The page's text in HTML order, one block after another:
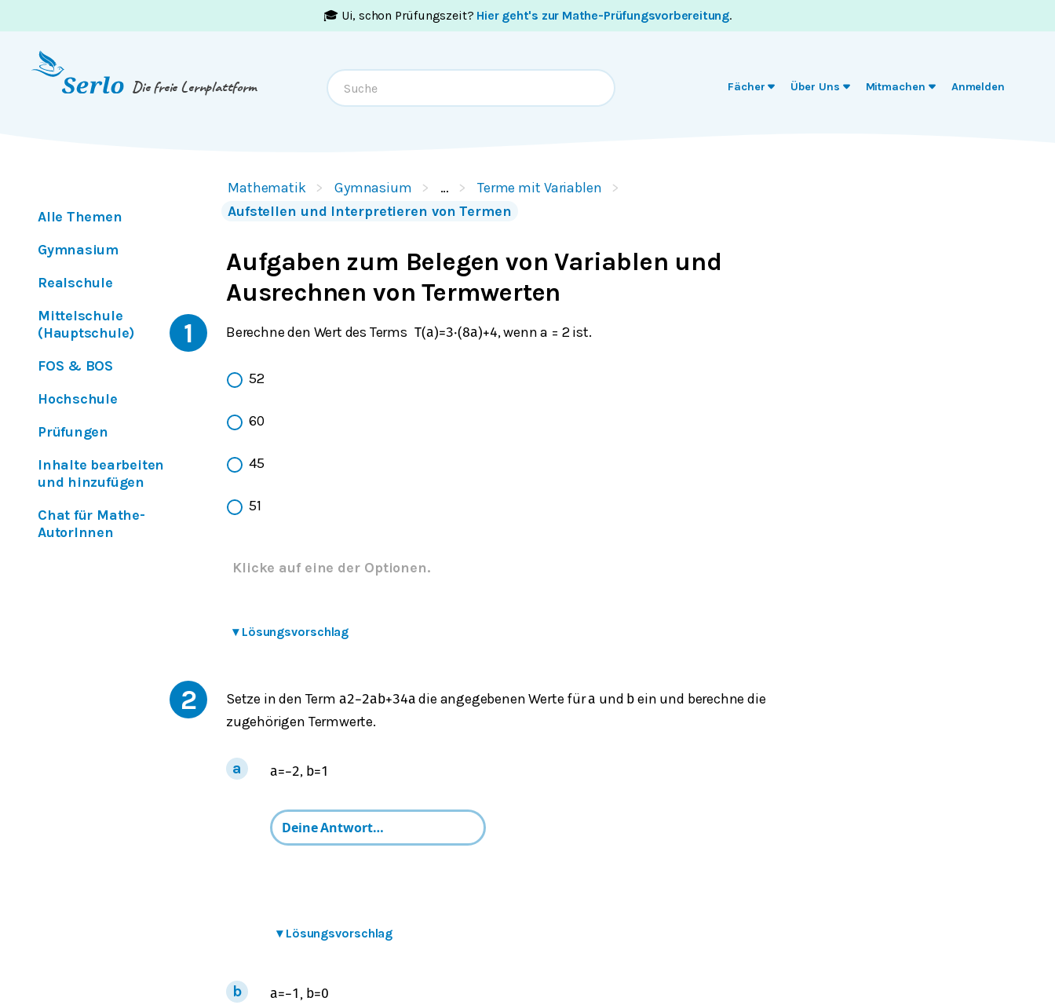
🎓 Ui, schon Prüfungszeit? Hier geht's zur Mathe-Prüfungsvorbereitung.
Die freie Lernplattform Fächer Über Uns Mitmachen Anmelden
Alle Themen
Gymnasium
Realschule
Mittelschule
(Hauptschule)
FOS & BOS
Hochschule
Prüfungen
Inhalte bearbeiten
und hinzufügen
Chat für Mathe-
AutorInnen
Mathematik Gymnasium …
Terme mit Variablen
Aufstellen und Interpretieren von Termen
Aufgaben zum Belegen von Variablen und
Ausrechnen von Termwerten
1 Berechne den Wert des Terms T(a)=3⋅(8a)+4, wenn a = 2 ist.
52
60
45
51
Klicke auf eine der Optionen.
▾ Lösungsvorschlag
2 Setze in den Term a2−2ab+34a die angegebenen Werte füra und b ein und berechne die
zugehörigen Termwerte.
a=−2, b=1
▾ Lösungsvorschlag
a=−1 , b=0